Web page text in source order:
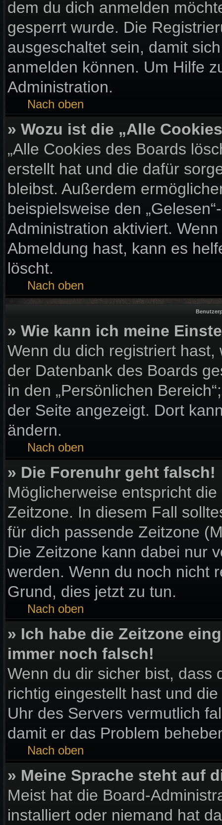
dem du dich anmelden
gesperrt wurde. Die
ausgeschaltet sein, damit
anmelden können. Um Hilfe
Administration.
Nach oben
» Wozu ist die „Alle
„Alle Cookies des Boards
erstellt hat und die dafür
bleibst. Außerdem
beispielsweise den
Administration aktiviert.
Abmeldung hast, kann es
löscht.
Nach oben
» Wie kann ich meine
Wenn du dich registriert
der Datenbank des Boards
in den „Persönlichen
der Seite angezeigt. Dort
ändern.
Nach oben
» Die Forenuhr geht falsch!
Möglicherweise entspricht
Zeitzone. In diesem Fall
für dich passende Zeitzone
Die Zeitzone kann dabei nur
werden. Wenn du noch nicht
Grund, dies jetzt zu tun.
Nach oben
» Ich habe die Zeitzone
immer noch falsch!
Wenn du dir sicher bist, dass
richtig eingestellt hast und
Uhr des Servers vermutlich
damit er das Problem
Nach oben
» Meine Sprache steht auf
Meist hat die Board-
installiert oder niemand hat